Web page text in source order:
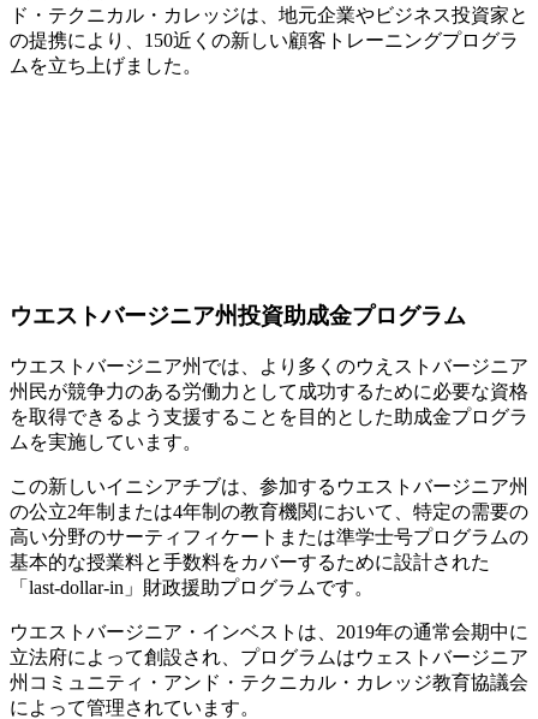
ド・テクニカル・カレッジは、地元企業やビジネス投資家と
の提携により、150近くの新しい顧客トレーニングプログラ
ムを立ち上げました。
ウエストバージニア州投資助成金プログラム
ウエストバージニア州では、より多くのウえストバージニア
州民が競争力のある労働力として成功するために必要な資格
を取得できるよう支援することを目的とした助成金プログラ
ムを実施しています。
この新しいイニシアチブは、参加するウエストバージニア州
の公立2年制または4年制の教育機関において、特定の需要の
高い分野のサーティフィケートまたは準学士号プログラムの
基本的な授業料と手数料をカバーするために設計された
「last-dollar-in」財政援助プログラムです。
ウエストバージニア・インベストは、2019年の通常会期中に
立法府によって創設され、プログラムはウェストバージニア
州コミュニティ・アンド・テクニカル・カレッジ教育協議会
によって管理されています。